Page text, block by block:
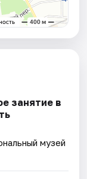
занятие в
музей